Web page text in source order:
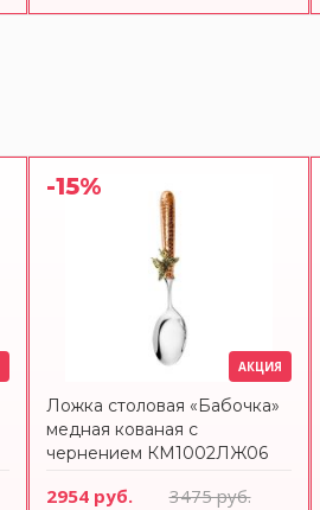
-15%
АКЦИЯ
Ложка столовая «Бабочка»
медная кованая с
чернением КМ1002ЛЖ06
2954 руб. 3475 руб.